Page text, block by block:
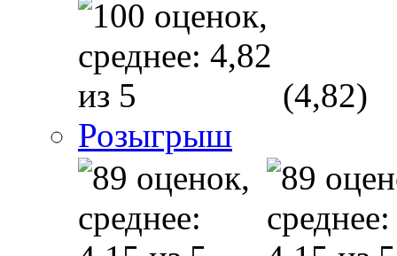
(4,82)
Розыгрыш